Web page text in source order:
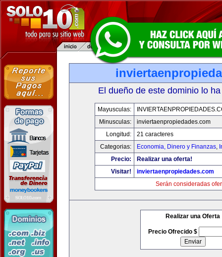
El dueño de este dominio lo
Mayusculas:
Minusculas:
inviertaenpropiedades.com
Longitud:
21 caracteres
Categorias:
Economia, Dinero y Finanzas,
Precio:
Realizar una oferta!
Visitar!
inviertaenpropiedades.com
Serán consideradas
Realizar una Oferta
Precio Ofrecido $